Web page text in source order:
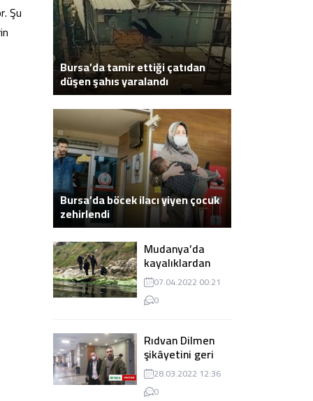
Şu
Bursa’da tamir ettiği çatıdan
düşen şahıs yaralandı
Bursa’da böcek ilacı yiyen çocuk
zehirlendi
Mudanya’da
kayalıklardan
atlayarak intihar
eden genç ölü
bulundu
07.04.2022 00:21
0
Rıdvan Dilmen
şikâyetini geri
çekti, dava
düşürüldü
28.03.2022 12:36
0